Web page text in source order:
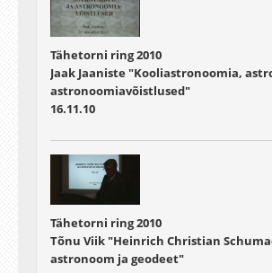
Tähetorni ring 2010
Jaak Jaaniste "Kooliastronoomia,
astronoomiavõistlused"
16.11.10
Tähetorni ring 2010
Tõnu Viik "Heinrich Christian
astronoom ja geodeet"